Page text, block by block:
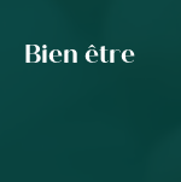
Bien être